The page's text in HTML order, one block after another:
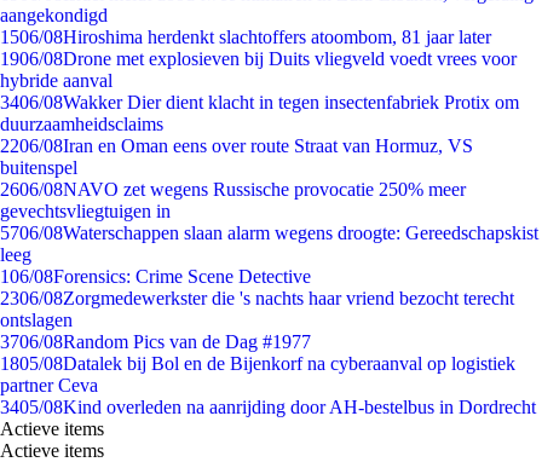
aangekondigd
1506/08Hiroshima herdenkt slachtoffers atoombom, 81 jaar later
1906/08Drone met explosieven bij Duits vliegveld voedt vrees voor
hybride aanval
3406/08Wakker Dier dient klacht in tegen insectenfabriek Protix om
duurzaamheidsclaims
2206/08Iran en Oman eens over route Straat van Hormuz, VS
buitenspel
2606/08NAVO zet wegens Russische provocatie 250% meer
gevechtsvliegtuigen in
5706/08Waterschappen slaan alarm wegens droogte: Gereedschapskist
leeg
106/08Forensics: Crime Scene Detective
2306/08Zorgmedewerkster die 's nachts haar vriend bezocht terecht
ontslagen
3706/08Random Pics van de Dag #1977
1805/08Datalek bij Bol en de Bijenkorf na cyberaanval op logistiek
partner Ceva
3405/08Kind overleden na aanrijding door AH-bestelbus in Dordrecht
Actieve items
Actieve items